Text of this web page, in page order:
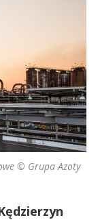
© Grupa Azoty